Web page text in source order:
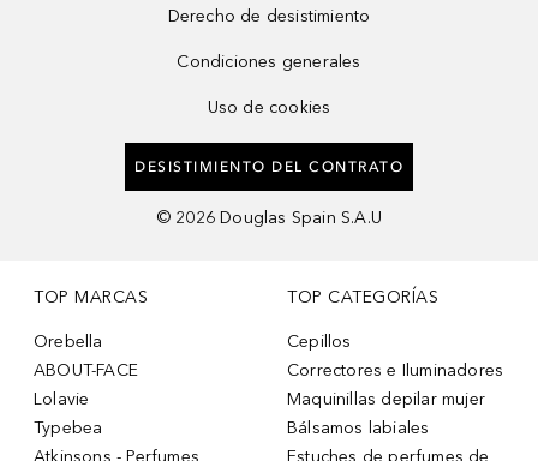
Derecho de desistimiento
Condiciones generales
Uso de cookies
DESISTIMIENTO DEL CONTRATO
© 2026 Douglas Spain S.A.U
TOP MARCAS
Orebella
ABOUT-FACE
Lolavie
Typebea
Atkinsons - Perfumes
TOP CATEGORÍAS
Cepillos
Correctores e Iluminadores
Maquinillas depilar mujer
Bálsamos labiales
Estuches de perfumes de